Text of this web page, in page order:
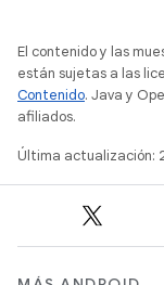
El contenido y las
están sujetas a las
Contenido. Java y
afiliados.
Última actualización: